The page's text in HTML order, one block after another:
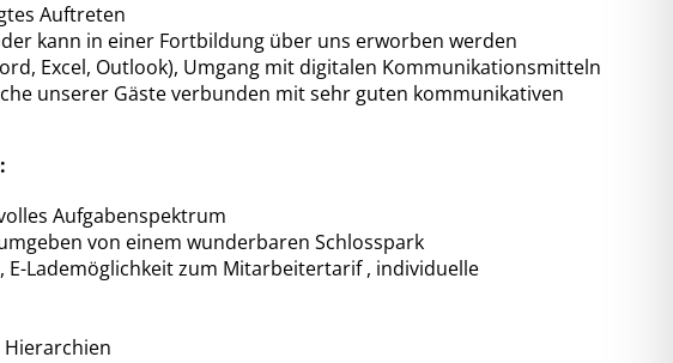
Auftreten
kann in einer Fortbildung über uns erworben werden
Excel, Outlook), Umgang mit digitalen Kommunikationsmitteln
unserer Gäste verbunden mit sehr guten kommunikativen
Aufgabenspektrum
von einem wunderbaren Schlosspark
E-Lademöglichkeit zum Mitarbeitertarif , individuelle